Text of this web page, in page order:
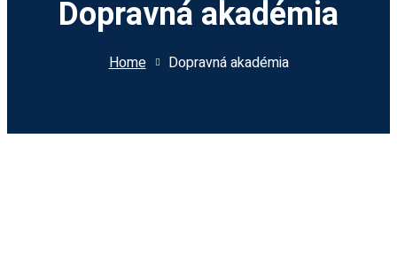
Dopravná akadémia
Home Dopravná akadémia